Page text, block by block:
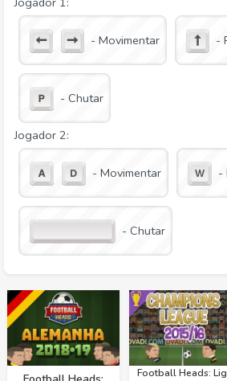
- Movimentar -
- Chutar
Jogador 2:
- Movimentar -
- Chutar
Football Heads: